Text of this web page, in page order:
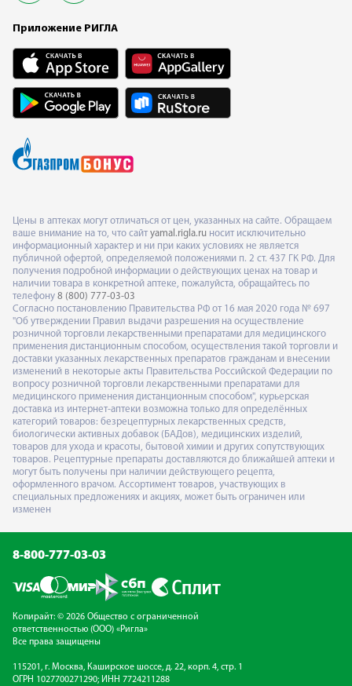
Приложение РИГЛА
Цены в аптеках могут отличаться от цен, указанных на сайте. Обращаем
ваше внимание на то, что сайт yamal.rigla.ru носит исключительно
информационный характер и ни при каких условиях не является
публичной офертой, определяемой положениями п. 2 ст. 437 ГК РФ. Для
получения подробной информации о действующих ценах на товар и
наличии товара в конкретной аптеке, пожалуйста, обращайтесь по
телефону 8 (800) 777-03-03
Согласно постановлению Правительства РФ от 16 мая 2020 года № 697
"Об утверждении Правил выдачи разрешения на осуществление
розничной торговли лекарственными препаратами для медицинского
применения дистанционным способом, осуществления такой торговли и
доставки указанных лекарственных препаратов гражданам и внесении
изменений в некоторые акты Правительства Российской Федерации по
вопросу розничной торговли лекарственными препаратами для
медицинского применения дистанционным способом", курьерская
доставка из интернет-аптеки возможна только для определённых
категорий товаров: безрецептурных лекарственных средств,
биологически активных добавок (БАДов), медицинских изделий,
товаров для ухода и красоты, бытовой химии и других сопутствующих
товаров. Рецептурные препараты доставляются до ближайшей аптеки и
могут быть получены при наличии действующего рецепта,
оформленного врачом. Ассортимент товаров, участвующих в
специальных предложениях и акциях, может быть ограничен или
изменен
8-800-777-03-03
Копирайт: © 2026 Общество с ограниченной
ответственностью (ООО) «Ригла»
Все права защищены
115201, г. Москва, Каширское шоссе, д. 22, корп. 4, стр. 1
ОГРН 1027700271290; ИНН 7724211288